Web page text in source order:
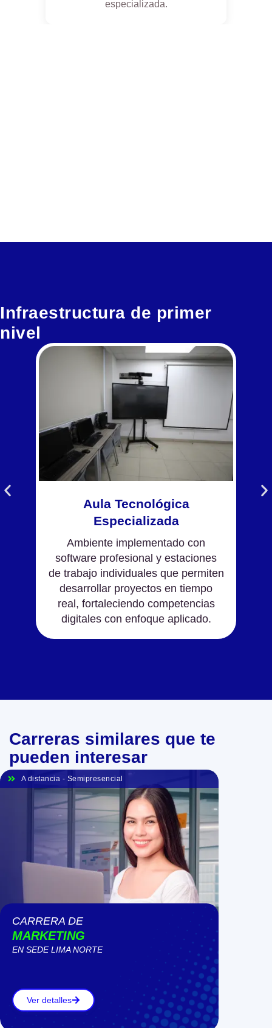
especializada.
Infraestructura de primer
nivel
Aula Tecnológica
Especializada
Ambiente implementado con
software profesional y estaciones
de trabajo individuales que permiten
desarrollar proyectos en tiempo
real, fortaleciendo competencias
digitales con enfoque aplicado.
Carreras similares que te
pueden interesar
A distancia - Semipresencial
CARRERA DE
MARKETING
EN SEDELIMA NORTE
Ver detalles